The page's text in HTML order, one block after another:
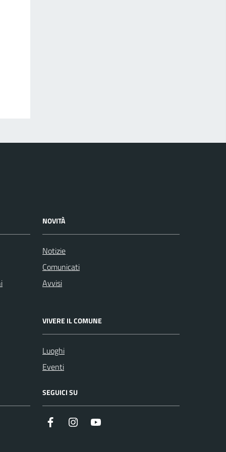
NOVITÀ
Notizie
Comunicati
Avvisi
VIVERE IL COMUNE
Luoghi
Eventi
SEGUICI SU
Facebook Instagram